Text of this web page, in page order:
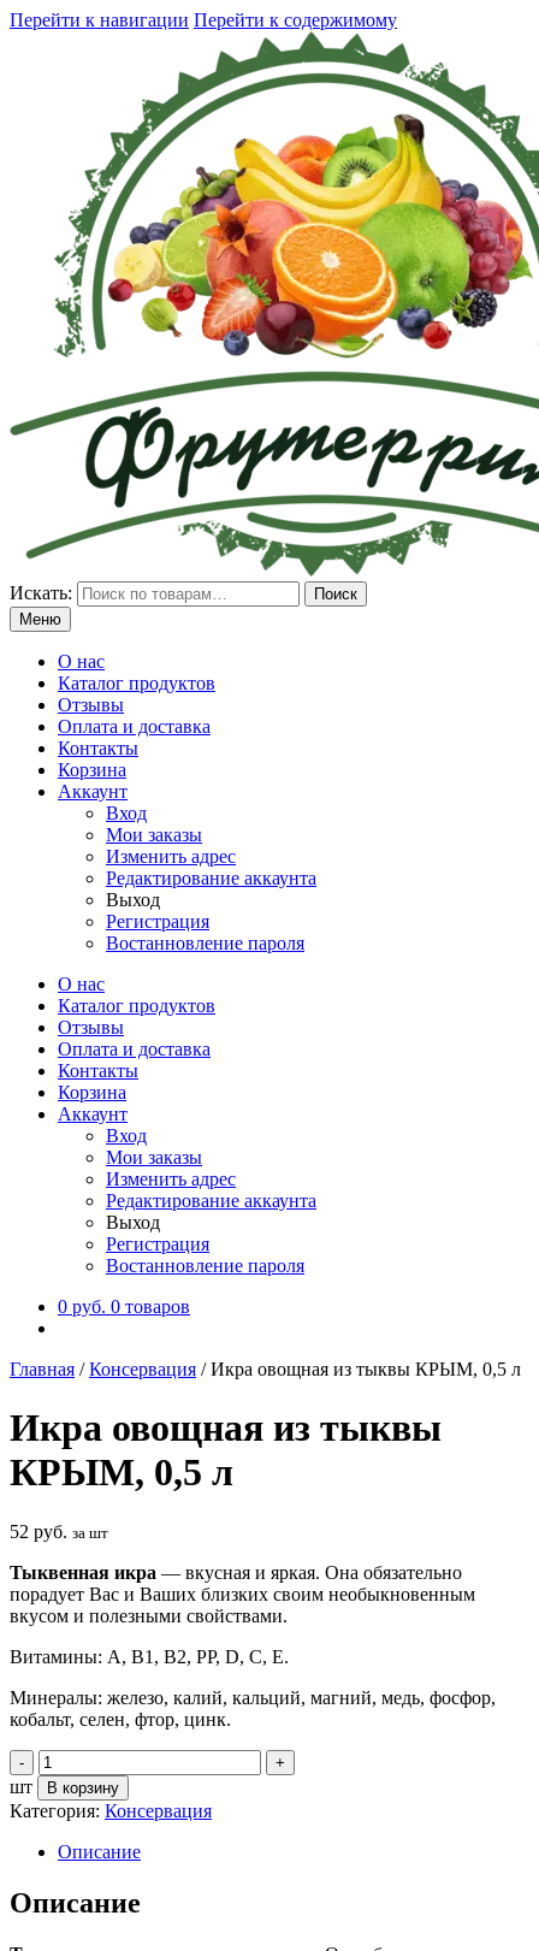
Перейти к навигации Перейти к содержимому
Искать:
Поиск
Меню
О нас
Каталог продуктов
Отзывы
Оплата и доставка
Контакты
Корзина
Аккаунт
Вход
Мои заказы
Изменить адрес
Редактирование аккаунта
Выход
Регистрация
Востанновление пароля
О нас
Каталог продуктов
Отзывы
Оплата и доставка
Контакты
Корзина
Аккаунт
Вход
Мои заказы
Изменить адрес
Редактирование аккаунта
Выход
Регистрация
Востанновление пароля
0 руб. 0 товаров
Главная / Консервация /Икра овощная из тыквы КРЫМ, 0,5 л
Икра овощная из тыквы
КРЫМ, 0,5 л
52 руб. за шт
Тыквенная икра — вкусная и яркая. Она обязательно
порадует Вас и Ваших близких своим необыкновенным
вкусом и полезными свойствами.
Витамины: А, В1, В2, РР, D, С, Е.
Минералы: железо, калий, кальций, магний, медь, фосфор,
кобальт, селен, фтор, цинк.
шт В корзину
Категория: Консервация
Описание
Описание